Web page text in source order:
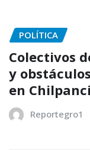
POLÍTICA
Colectivos
y
en
Reportegro1